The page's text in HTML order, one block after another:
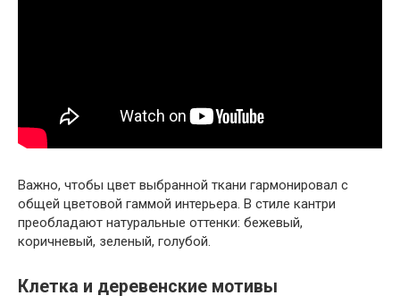
Важно, чтобы цвет выбранной ткани гармонировал с
общей цветовой гаммой интерьера. В стиле кантри
преобладают натуральные оттенки: бежевый,
коричневый, зеленый, голубой.
Клетка и деревенские мотивы